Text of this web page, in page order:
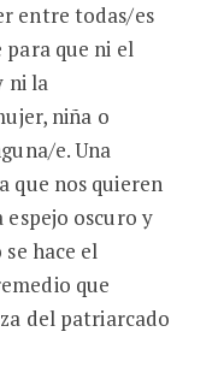
entre todas/es
para que ni el
ni la
niña o
e. Una
que nos quieren
espejo oscuro y
hace el
que
del patriarcado